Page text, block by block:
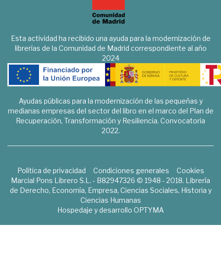
Esta actividad ha recibido una ayuda para la modernización de
librerías de la Comunidad de Madrid correspondiente al año
2024
Ayudas públicas para la modernización de las pequeñas y
medianas empresas del sector del libro en el marco del Plan de
Recuperación, Transformación y Resiliencia. Convocatoria
2022.
Política de privacidad Condiciones generales
Cookies
Marcial Pons Librero S.L. - B82947326 © 1948 - 2018. Librería
de Derecho, Economía, Empresa, Ciencias Sociales, Historia y
Ciencias Humanas
Hospedaje y desarrollo OPTYMA